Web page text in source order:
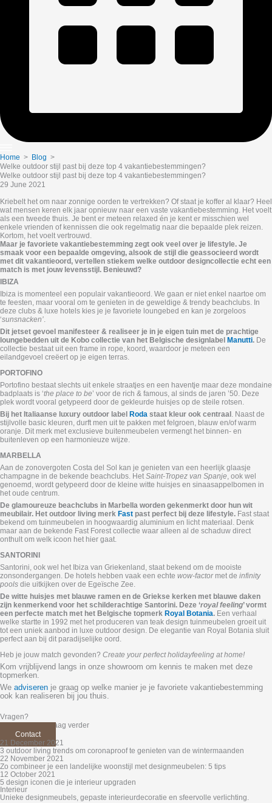
Home > Blog >
Welke outdoor stijl past bij deze top 4 vakantiebestemmingen?
Welke outdoor stijl past bij deze top 4 vakantiebestemmingen?
29 June 2021
Kriebelt het om naar zonnige oorden te vertrekken? Of staat je koffer al klaar? Heel
wat mensen keren elk jaar opnieuw naar een vaste vakantiebestemming. Het voelt
als een tweede thuis. Je bent er meteen relaxed én je kent er misschien wel
enkele vrienden of kennissen die ook regelmatig naar die bepaalde plek reizen.
Kortom, het voelt vertrouwd.
Maar je favoriete vakantiebestemming zegt ook veel over je lifestyle. Je
smaak voor een bepaalde omgeving, alsook de stijl die geassocieerd wordt
met dit vakantieoord, vertellen stiekem welke outdoor designcollectie echt een
match is met jouw levensstijl. Benieuwd?
IBIZA
Ibiza is momenteel een populair vakantieoord. We gaan er niet enkel naartoe om
te feesten, maar vooral om te genieten in de geweldige & trendy beachclubs. In
deze clubs & luxe hotels kies je je favoriete loungebed en kan je zorgeloos
‘sunsnacken’.
Dit jetset gevoel manifesteer & realiseer je in je eigen tuin met de prachtige
loungebedden uit de Kobo collectie van het Belgische designlabel Manutti. De
collectie bestaat uit een frame in rope, koord, waardoor je meteen een
eilandgevoel creëert op je eigen terras.
PORTOFINO
Portofino bestaat slechts uit enkele straatjes en een haventje maar deze mondaine
badplaats is ‘the place to be’ voor de rich & famous, al sinds de jaren ’50. Deze
plek wordt vooral getypeerd door de gekleurde huisjes op de steile rotsen.
Bij het Italiaanse luxury outdoor label Roda staat kleur ook centraal . Naast de
stijlvolle basic kleuren, durft men uit te pakken met felgroen, blauw en/of warm
oranje. Dit merk met exclusieve buitenmeubelen vermengt het binnen- en
buitenleven op een harmonieuze wijze.
MARBELLA
Aan de zonovergoten Costa del Sol kan je genieten van een heerlijk glaasje
champagne in de bekende beachclubs. Het Saint-Tropez van Spanje, ook wel
genoemd, wordt getypeerd door de kleine witte huisjes en sinaasappelbomen in
het oude centrum.
De glamoureuze beachclubs in Marbella worden gekenmerkt door hun wit
meubilair. Het outdoor living merk Fast past perfect bij deze lifestyle. Fast staat
bekend om tuinmeubelen in hoogwaardig aluminium en licht materiaal. Denk
maar aan de bekende Fast Forest collectie waar alleen al de schaduw direct
onthult om welk icoon het hier gaat.
SANTORINI
Santorini, ook wel het Ibiza van Griekenland, staat bekend om de mooiste
zonsondergangen. De hotels hebben vaak een echte wow-factormet de infinity
pools die uitkijken over de Egeïsche Zee.
De witte huisjes met blauwe ramen en de Griekse kerken met blauwe daken
zijn kenmerkend voor het schilderachtige Santorini. Deze ‘royal feeling’ vormt
een perfecte match met het Belgische topmerk Royal Botania. Een verhaal
welke startte in 1992 met het produceren van teak design tuinmeubelen groeit uit
tot een uniek aanbod in luxe outdoor design. De elegantie van Royal Botania sluit
perfect aan bij dit paradijselijke oord.
Heb je jouw match gevonden? Create your perfect holidayfeeling at home!
Kom vrijblijvend langs in onze showroom om kennis te maken met deze
topmerken.
We adviseren je graag op welke manier je je favoriete vakantiebestemming
ook kan realiseren bij jou thuis.
Vragen?
Kevin helpt je graag verder
Contact
21 December 2021
3 outdoor living trends om coronaproof te genieten van de wintermaanden
22 November 2021
Zo combineer je een landelijke woonstijl met designmeubelen: 5 tips
12 October 2021
5 design iconen die je interieur upgraden
Interieur
Unieke designmeubels, gepaste interieurdecoratie en sfeervolle verlichting.